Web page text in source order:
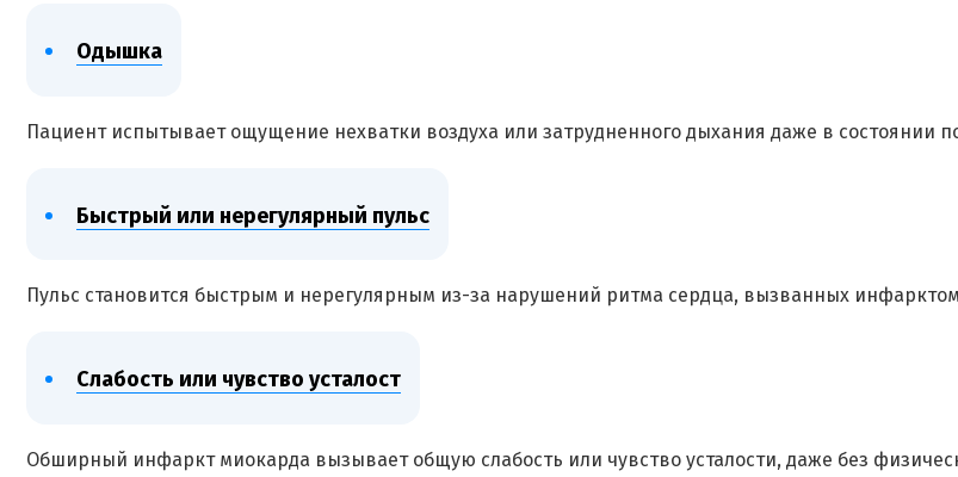
Одышка
Пациент испытывает ощущение нехватки воздуха или затрудненного дыхания даже в состоянии
Быстрый или нерегулярный пульс
Пульс становится быстрым и нерегулярным из-за нарушений ритма сердца, вызванных
Слабость или чувство усталост
Обширный инфаркт миокарда вызывает общую слабость или чувство усталости, даже без